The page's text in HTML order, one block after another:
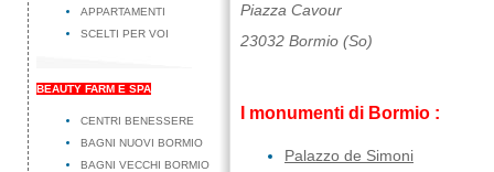
Piazza Cavour
23032 Bormio (So)
I monumenti di Bormio :
Palazzo de Simoni
APPARTAMENTI
SCELTI PER VOI
BEAUTY FARM E SPA
CENTRI BENESSERE
BAGNI NUOVI BORMIO
BAGNI VECCHI BORMIO